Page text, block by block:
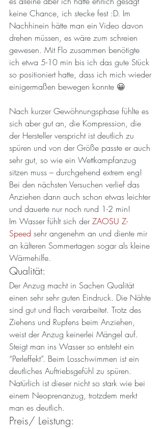
keine Chance, ich stecke fest :D. Im
Nachhinein hätte man ein Video davon
drehen müssen, es wäre zum schreien
gewesen. Mit Flo zusammen benötigte
ich etwa 5-10 min bis ich das gute Stück
so positioniert hatte, dass ich mich wieder
einigermaßen bewegen konnte 😀
Nach kurzer Gewöhnungsphase fühlte es
sich aber gut an, die Kompression, die
der Hersteller verspricht ist deutlich zu
spüren und von der Größe passte er auch
sehr gut, so wie ein Wettkampfanzug
sitzen muss – durchgehend extrem eng!
Bei den nächsten Versuchen verlief das
Anziehen dann auch schon etwas leichter
und dauerte nur noch rund 1-2 min!
Im Wasser fühlt sich der ZAOSU Z-
Speed sehr angenehm an und diente mir
an kälteren Sommertagen sogar als kleine
Wärmehilfe.
Qualität:
Der Anzug macht in Sachen Qualität
einen sehr sehr guten Eindruck. Die Nähte
sind gut und flach verarbeitet. Trotz des
Ziehens und Rupfens beim Anziehen,
weist der Anzug keinerlei Mängel auf.
Steigt man ins Wasser so entsteht ein
“Perleffekt”. Beim Losschwimmen ist ein
deutliches Auftriebsgefühl zu spüren.
Natürlich ist dieser nicht so stark wie bei
einem Neoprenanzug, trotzdem merkt
man es deutlich.
Preis/ Leistung: